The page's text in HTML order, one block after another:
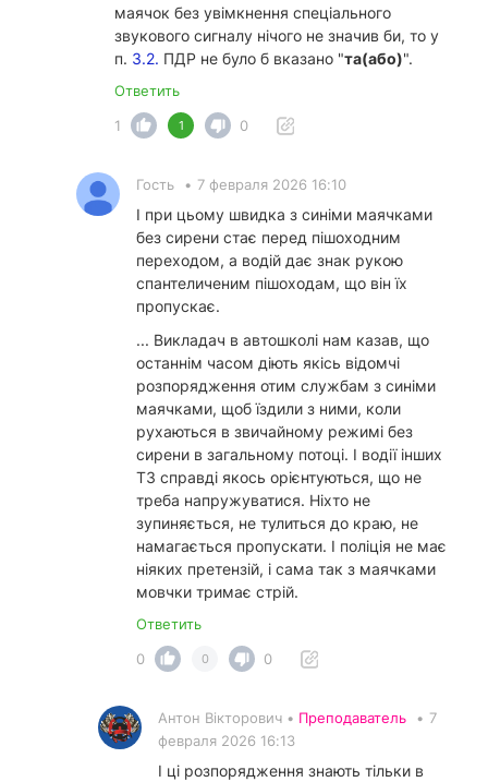
маячок без увімкнення спеціального
звукового сигналу нічого не значив би, то у
п. 3.2. ПДР не було б вказано "та(або)".
Ответить
1
1 0
Гость • 7 февраля 2026 16:10
І при цьому швидка з синіми маячками
без сирени стає перед пішоходним
переходом, а водій дає знак рукою
спантеличеним пішоходам, що він їх
пропускає.
... Викладач в автошколі нам казав, що
останнім часом діють якісь відомчі
розпорядження отим службам з синіми
маячками, щоб їздили з ними, коли
рухаються в звичайному режимі без
сирени в загальному потоці. І водії інших
ТЗ справді якось орієнтуються, що не
треба напружуватися. Ніхто не
зупиняється, не тулиться до краю, не
намагається пропускати. І поліція не має
ніяких претензій, і сама так з маячками
мовчки тримає стрій.
Ответить
0
0 0
Антон Вікторович • Преподаватель • 7
февраля 2026 16:13
І ці розпорядження знають тільки в